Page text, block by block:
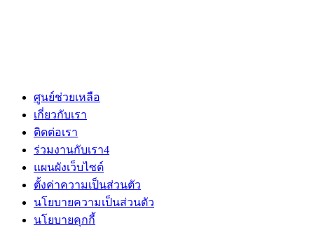
ศูนย์ช่วยเหลือ
เกี่ยวกับเรา
ติดต่อเรา
ร่วมงานกับเรา4
แผนผังเว็บไซต์
ตั้งค่าความเป็นส่วนตัว
นโยบายความเป็นส่วนตัว
นโยบายคุกกี้